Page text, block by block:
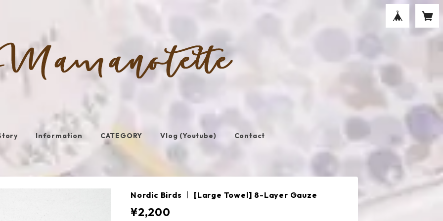
Information CATEGORY Vlog (Youtube) Contact
Nordic Birds ｜ [Large Towel] 8-Layer Gauze
¥2,200